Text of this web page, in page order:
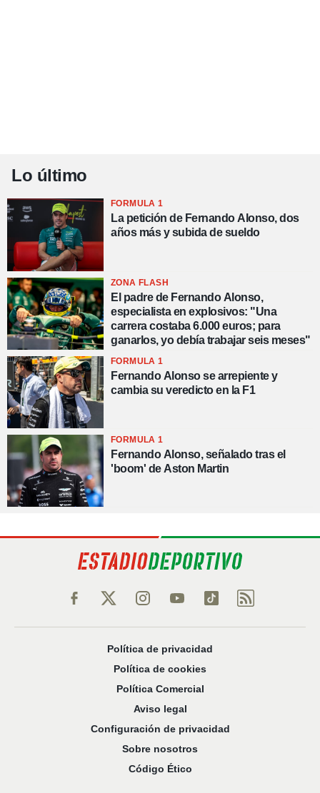
Lo último
FORMULA 1
La petición de Fernando Alonso, dos
años más y subida de sueldo
ZONA FLASH
El padre de Fernando Alonso,
especialista en explosivos: "Una
carrera costaba 6.000 euros; para
ganarlos, yo debía trabajar seis meses"
FORMULA 1
Fernando Alonso se arrepiente y
cambia su veredicto en la F1
FORMULA 1
Fernando Alonso, señalado tras el
'boom' de Aston Martin
Política de privacidad
Política de cookies
Política Comercial
Aviso legal
Configuración de privacidad
Sobre nosotros
Código Ético